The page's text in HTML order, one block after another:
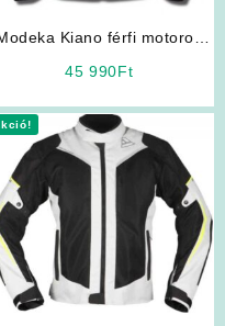
Kiano férfi motoros
45 990Ft